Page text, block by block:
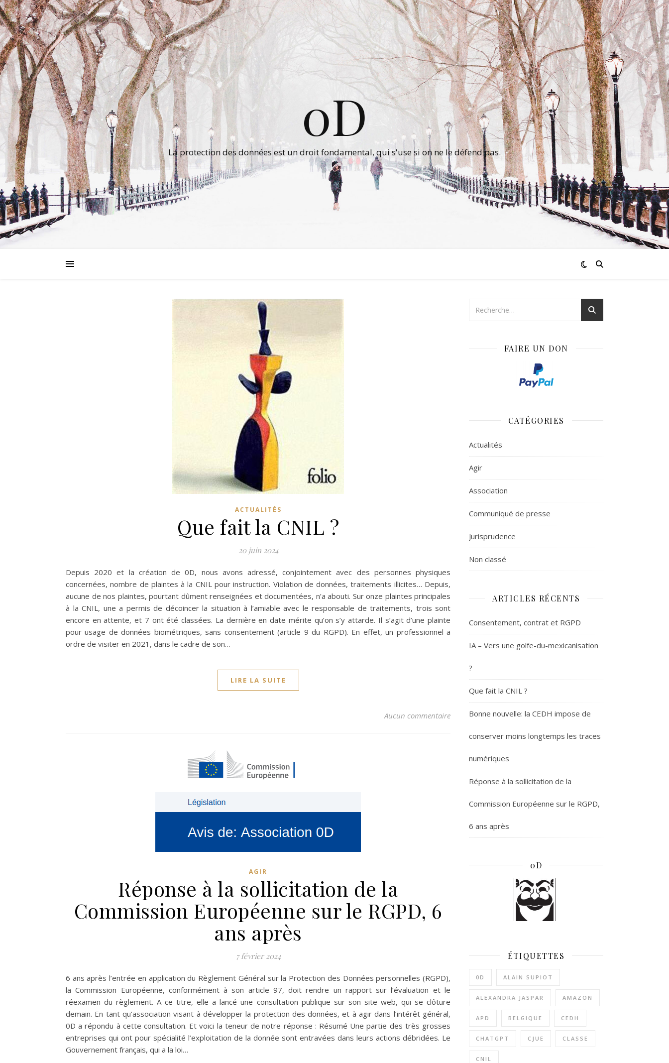
0D
La protection des données est un droit fondamental, qui s'use si on ne le défend pas.
ACTUALITÉS
Que fait la CNIL ?
20 juin 2024
Depuis 2020 et la création de 0D, nous avons adressé, conjointement avec des personnes physiques
concernées, nombre de plaintes à la CNIL pour instruction. Violation de données, traitements illicites… Depuis,
aucune de nos plaintes, pourtant dûment renseignées et documentées, n’a abouti. Sur onze plaintes principales
à la CNIL, une a permis de décoincer la situation à l’amiable avec le responsable de traitements, trois sont
encore en attente, et 7 ont été classées. La dernière en date mérite qu’on s’y attarde. Il s’agit d’une plainte
pour usage de données biométriques, sans consentement (article 9 du RGPD). En effet, un professionnel a
ordre de visiter en 2021, dans le cadre de son…
LIRE LA SUITE
Aucun commentaire
AGIR
Réponse à la sollicitation de la
Commission Européenne sur le RGPD, 6
ans après
7 février 2024
6 ans après l’entrée en application du Règlement Général sur la Protection des Données personnelles (RGPD),
la Commission Européenne, conformément à son article 97, doit rendre un rapport sur l’évaluation et le
réexamen du règlement. A ce titre, elle a lancé une consultation publique sur son site web, qui se clôture
demain. En tant qu’association visant à développer la protection des données, et à agir dans l’intérêt général,
0D a répondu à cette consultation. Et voici la teneur de notre réponse : Résumé Une partie des très grosses
entreprises qui ont pour spécialité l’exploitation de la donnée sont entravées dans leurs actions débridées. Le
Gouvernement français, qui a la loi…
FAIRE UN DON
CATÉGORIES
Actualités
Agir
Association
Communiqué de presse
Jurisprudence
Non classé
ARTICLES RÉCENTS
Consentement, contrat et RGPD
IA – Vers une golfe-du-mexicanisation
?
Que fait la CNIL ?
Bonne nouvelle: la CEDH impose de
conserver moins longtemps les traces
numériques
Réponse à la sollicitation de la
Commission Européenne sur le RGPD,
6 ans après
0D
ÉTIQUETTES
0D ALAIN SUPIOT
ALEXANDRA JASPAR AMAZON
APD BELGIQUE CEDH
CHATGPT CJUE CLASSE
CNIL